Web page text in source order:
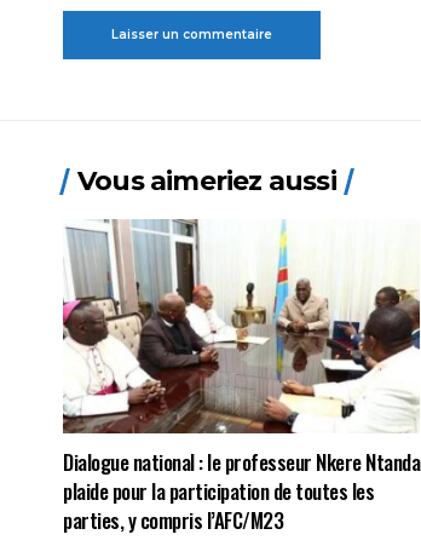
Vous aimeriez aussi
Dialogue national : le professeur Nkere Ntanda
plaide pour la participation de toutes les
parties, y compris l’AFC/M23